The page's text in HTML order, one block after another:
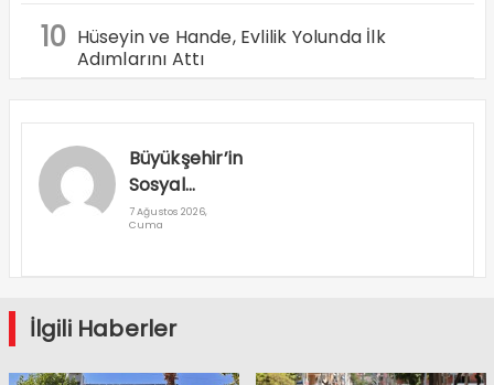
10 Hüseyin ve Hande, Evlilik Yolunda İlk
Adımlarını Attı
Büyükşehir’in
Sosyal
Destek
7 Ağustos 2026,
Cuma
İlgili Haberler